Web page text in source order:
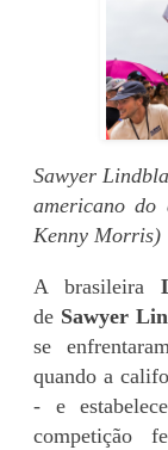
Sawyer
americano do
Kenny Morris)
A brasileira
de Sawyer
se
quando a
- e
competição